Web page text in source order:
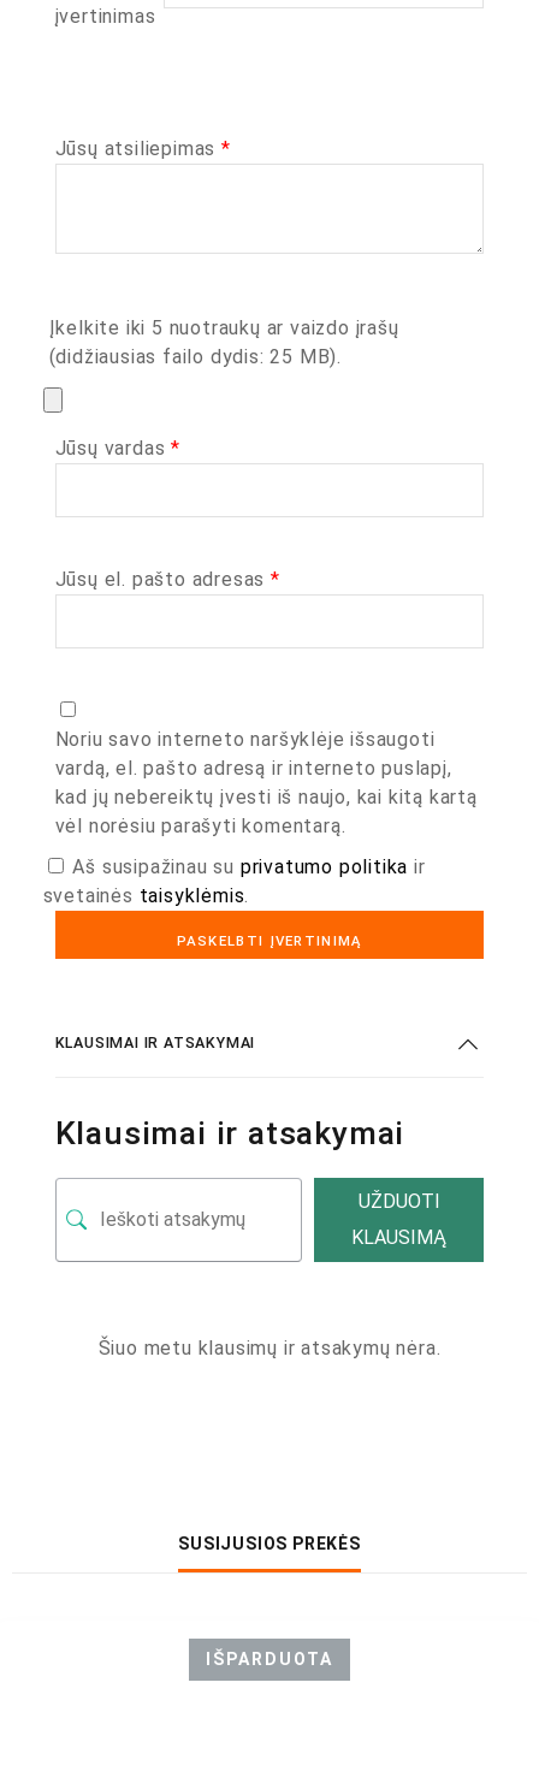
įvertinimas
Jūsų atsiliepimas *
Įkelkite iki 5 nuotraukų ar vaizdo įrašų
(didžiausias failo dydis: 25 MB).
Jūsų vardas*
Jūsų el. pašto adresas *
Noriu savo interneto naršyklėje išsaugoti
vardą, el. pašto adresą ir interneto puslapį,
kad jų nebereiktų įvesti iš naujo, kai kitą kartą
vėl norėsiu parašyti komentarą.
Aš susipažinau su privatumo politika ir
svetainės taisyklėmis
KLAUSIMAI IR ATSAKYMAI
Klausimai ir atsakymai
UŽDUOTI
KLAUSIMĄ
Šiuo metu klausimų ir atsakymų nėra.
SUSIJUSIOS PREKĖS
IŠPARDUOTA